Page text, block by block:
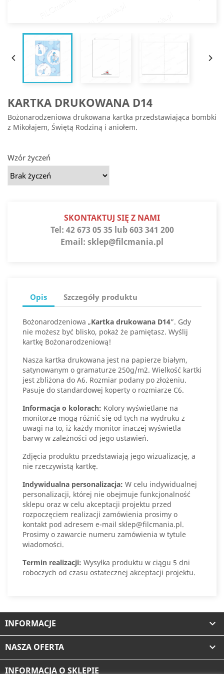
 
KARTKA DRUKOWANA D14
Bożonarodzeniowa drukowana kartka przedstawiająca bombki
z Mikołajem, Świętą Rodziną i aniołem.
Wzór życzeń
SKONTAKTUJ SIĘ Z NAMI
Tel: 42 673 05 35 lub 603 341 200
Email: sklep@filcmania.pl
Opis Szczegóły produktu
Bożonarodzeniowa „Kartka drukowana D14”. Gdy
nie możesz być blisko, pokaż że pamiętasz. Wyślij
kartkę Bożonarodzeniową!
Nasza kartka drukowana jest na papierze białym,
satynowanym o gramaturze 250g/m2. Wielkość kartki
jest zbliżona do A6. Rozmiar podany po złożeniu.
Pasuje do standardowej koperty o rozmiarze C6.
Informacja o kolorach: Kolory wyświetlane na
monitorze mogą różnić się od tych na wydruku z
uwagi na to, iż każdy monitor inaczej wyświetla
barwy w zależności od jego ustawień.
Zdjęcia produktu przedstawiają jego wizualizację, a
nie rzeczywistą kartkę.
Indywidualna personalizacja: W celu indywidualnej
personalizacji, której nie obejmuje funkcjonalność
sklepu oraz w celu akceptacji projektu przed
rozpoczęciem realizacji zamówienia prosimy o
kontakt pod adresem e-mail sklep@filcmania.pl.
Prosimy o zawarcie numeru zamówienia w tytule
wiadomości.
Termin realizacji: Wysyłka produktu w ciągu 5 dni
roboczych od czasu ostatecznej akceptacji projektu.
INFORMACJE 
NASZA OFERTA 
INFORMACJA O SKLEPIE